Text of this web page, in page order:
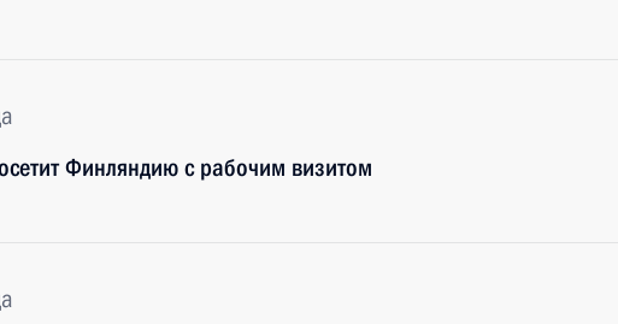
Финляндию с рабочим визитом